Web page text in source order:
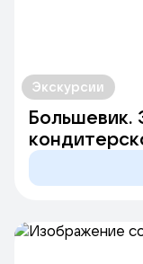
Экскурсии
Большевик.